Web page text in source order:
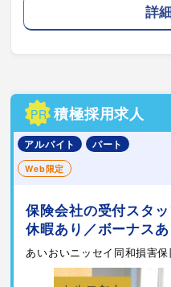
詳
PR 積極採用求人
アルバイト パート
Web限定
保険会社の受付スタ
休暇あり／ボーナスあ
あいおいニッセイ同和損害